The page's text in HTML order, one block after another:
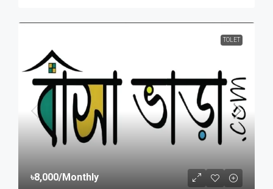
TOLET
৳8,000/Monthly